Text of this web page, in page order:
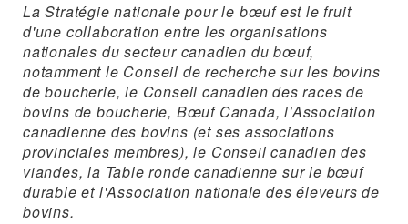
La Stratégie nationale pour le bœuf est le fruit
d'une collaboration entre les organisations
nationales du secteur canadien du bœuf,
notamment le Conseil de recherche sur les bovins
de boucherie, le Conseil canadien des races de
bovins de boucherie, Bœuf Canada, l'Association
canadienne des bovins (et ses associations
provinciales membres), le Conseil canadien des
viandes, la Table ronde canadienne sur le bœuf
durable et l'Association nationale des éleveurs de
bovins.